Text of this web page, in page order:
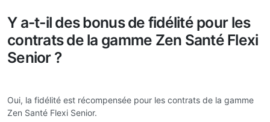
Y a-t-il des bonus de fidélité pour les
contrats de la gamme Zen Santé Flexi
Senior ?
Oui, la fidélité est récompensée pour les contrats de la gamme
Zen Santé Flexi Senior.